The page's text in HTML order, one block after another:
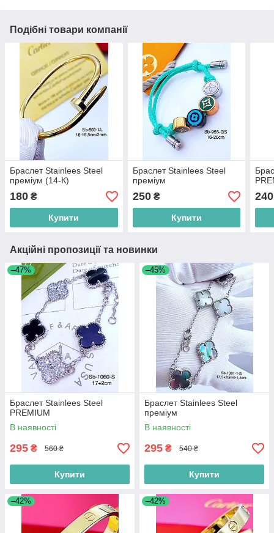
Подібні товари компанії
Браслет Stainlees Steel
преміум (14-К)
180 ₴
Купити
Браслет Stainlees Steel
преміум
250₴
Купити
240
Акційні пропозиції та новинки
–47%
Браслет Stainlees Steel
PREMIUM
В наявності
295 ₴ 560 ₴
Купити
–45%
Браслет Stainlees Steel
преміум
В наявності
295 ₴ 540 ₴
Купити
–42% –42%